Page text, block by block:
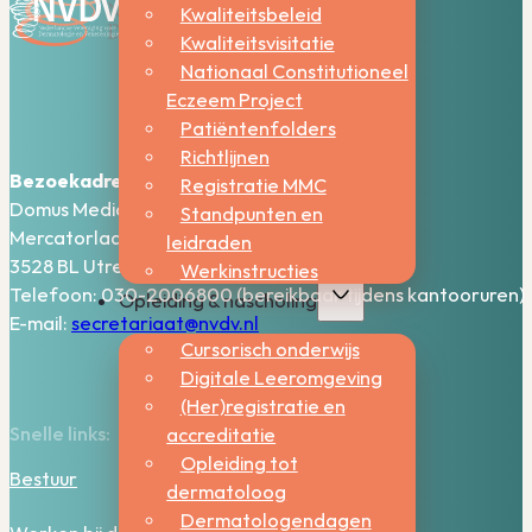
Kwaliteitsbeleid
Kwaliteitsvisitatie
Nationaal Constitutioneel
Eczeem Project
Patiëntenfolders
Richtlijnen
Registratie MMC
Standpunten en
leidraden
Werkinstructies
Opleiding & nascholing
Cursorisch onderwijs
Digitale Leeromgeving
(Her)registratie en
accreditatie
Opleiding tot
dermatoloog
Dermatologendagen
Bezoekadres:
Domus Medica – 5e verdieping
Mercatorlaan 1200
3528 BL Utrecht
Telefoon: 030-2006800 (bereikbaar tijdens kantooruren)
E-mail: secretariaat@nvdv.nl
Snelle links:
Bestuur